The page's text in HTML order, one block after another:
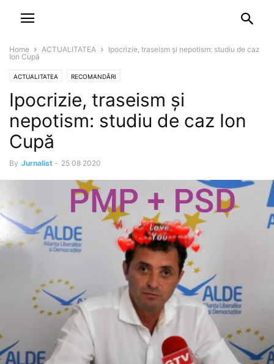
Home ACTUALITATEA
Ipocrizie, traseism și nepotism: studiu de caz
Ion Cupă
ACTUALITATEA RECOMANDĂRI
Ipocrizie, traseism și
nepotism: studiu de caz Ion
Cupă
By Jurnalist - 25 08 2020